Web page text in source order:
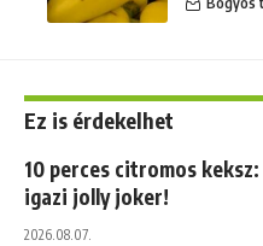
Ez is érdekelhet
10 perces citromos
igazi jolly joker!
2026.08.07.